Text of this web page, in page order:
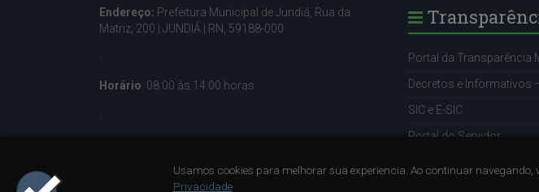
Endereço: Prefeitura Municipal de Jundiá, Rua da
Matriz, 200 |
JUNDIÁ | RN, 59188-000
Horário: 08:00 às 14:00 horas
Portal da Transparência
Decretos e Informativos
SIC e E-SIC
Portal do Servidor
Usamos cookies para melhorar sua experiencia. Ao continuar
Privacidade